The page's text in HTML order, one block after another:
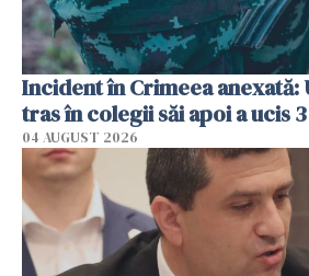
Incident în Crimeea anexată:
tras în colegii săi apoi a ucis
04 AUGUST 2026